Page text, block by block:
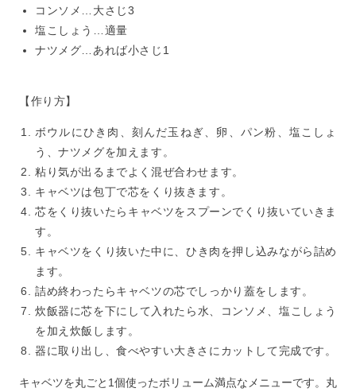
コンソメ…大さじ3
塩こしょう…適量
ナツメグ…あれば小さじ1
【作り方】
ボウルにひき肉、刻んだ玉ねぎ、卵、パン粉、塩こしょ
う、ナツメグを加えます。
粘り気が出るまでよく混ぜ合わせます。
キャベツは包丁で芯をくり抜きます。
芯をくり抜いたらキャベツをスプーンでくり抜いていきま
す。
キャベツをくり抜いた中に、ひき肉を押し込みながら詰め
ます。
詰め終わったらキャベツの芯でしっかり蓋をします。
炊飯器に芯を下にして入れたら水、コンソメ、塩こしょう
を加え炊飯します。
器に取り出し、食べやすい大きさにカットして完成です。
キャベツを丸ごと1個使ったボリューム満点なメニューです。丸